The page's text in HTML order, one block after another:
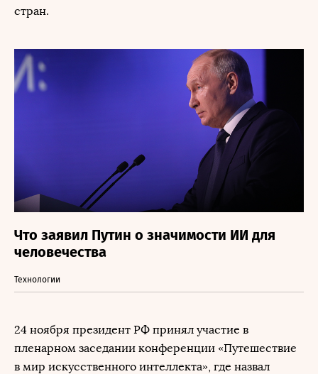
стран.
Что заявил Путин о значимости ИИ для
человечества
Технологии
24 ноября президент РФ принял участие в
пленарном заседании конференции «Путешествие
в мир искусственного интеллекта», где назвал